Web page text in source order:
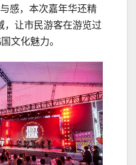
感，本次嘉年华还精
，让市民游客在游览过
文化魅力。